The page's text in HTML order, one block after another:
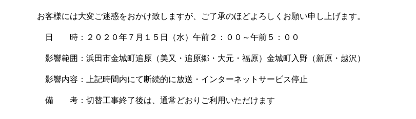
お客様には大変ご迷惑をおかけ致しますが、ご了承のほどよろしくお願い申し上げます。
日 時：２０２０年７月１５日（水）午前２：００～午前５：００
影響範囲：浜田市金城町追原（美又・追原郷・大元・福原）金城町入野（新原・越沢）
影響内容：上記時間内にて断続的に放送・インターネットサービス停止
備 考：切替工事終了後は、通常どおりご利用いただけます